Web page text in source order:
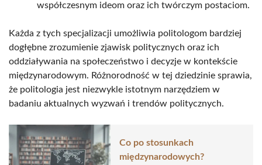
współczesnym ideom oraz ich twórczym postaciom.
Każda z tych specjalizacji umożliwia politologom bardziej
dogłębne zrozumienie zjawisk politycznych oraz ich
oddziaływania na społeczeństwo i decyzje w kontekście
międzynarodowym. Różnorodność w tej dziedzinie sprawia,
że politologia jest niezwykle istotnym narzędziem w
badaniu aktualnych wyzwań i trendów politycznych.
Co po stosunkach
międzynarodowych?